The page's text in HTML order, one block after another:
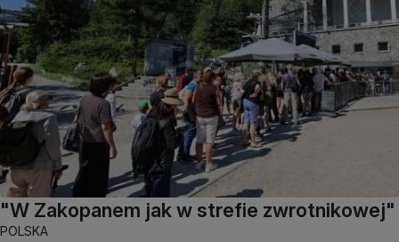
"W Zakopanem jak w strefie zwrotnikowej"
POLSKA